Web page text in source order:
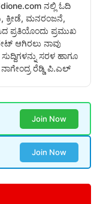
ನಲ್ಲಿ ಓದಿ
ಕ್ರೀಡೆ, ಮನರಂಜನೆ,
ಪ್ರತಿಯೊಂದು ಪ್ರಮುಖ
ಆಗಿರಲು ನಾವು
ಸರಳ ಹಾಗೂ
ರೆಡ್ಡಿ ಪಿ.ಎಲ್
Join Now
Join Now